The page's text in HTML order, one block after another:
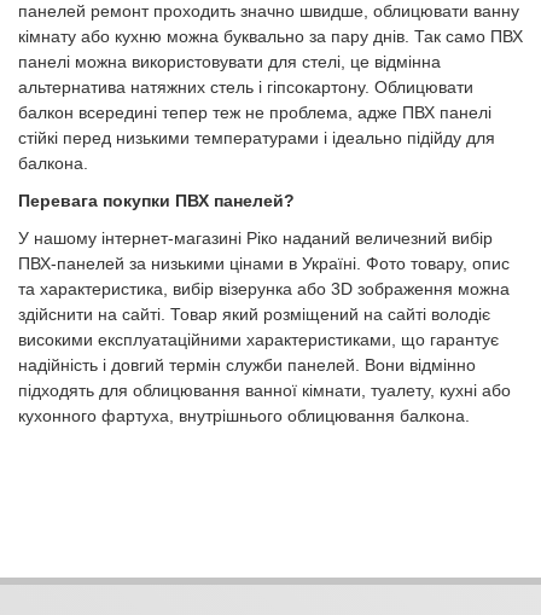
панелей ремонт проходить значно швидше, облицювати ванну
кімнату або кухню можна буквально за пару днів. Так само ПВХ
панелі можна використовувати для стелі, це відмінна
альтернатива натяжних стель і гіпсокартону. Облицювати
балкон всередині тепер теж не проблема, адже ПВХ панелі
стійкі перед низькими температурами і ідеально підійду для
балкона.
Перевага покупки ПВХ панелей?
У нашому інтернет-магазині Ріко наданий величезний вибір
ПВХ-панелей за низькими цінами в Україні. Фото товару, опис
та характеристика, вибір візерунка або 3D зображення можна
здійснити на сайті. Товар який розміщений на сайті володіє
високими експлуатаційними характеристиками, що гарантує
надійність і довгий термін служби панелей. Вони відмінно
підходять для облицювання ванної кімнати, туалету, кухні або
кухонного фартуха, внутрішнього облицювання балкона.